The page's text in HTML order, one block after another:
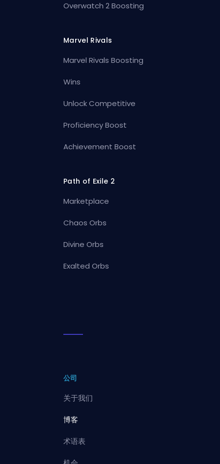
Overwatch 2 Boosting
Marvel Rivals
Marvel Rivals Boosting
Wins
Unlock Competitive
Proficiency Boost
Achievement Boost
Path of Exile 2
Marketplace
Chaos Orbs
Divine Orbs
Exalted Orbs
公司
关于我们
博客
术语表